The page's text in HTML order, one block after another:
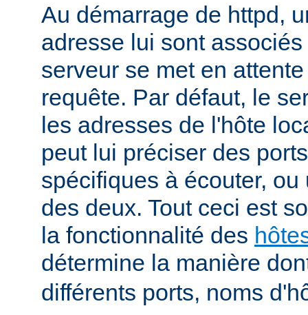
Au démarrage de httpd,
adresse lui sont
serveur se met en
requête. Par défaut, le
les adresses de l'hôte
peut lui préciser des
spécifiques à écouter,
des deux. Tout ceci est
la fonctionnalité des
détermine la manière
différents ports, noms